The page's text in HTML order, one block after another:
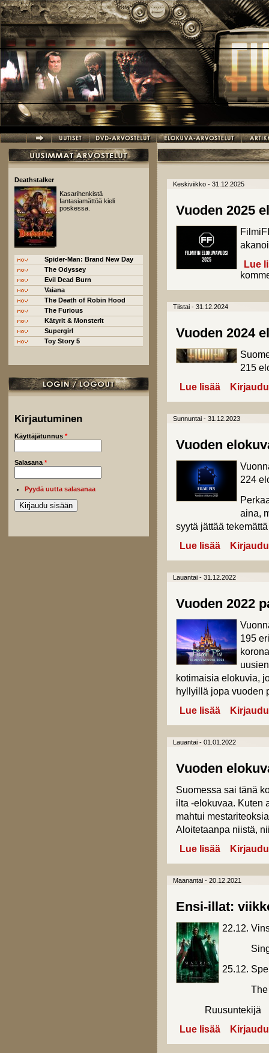
Hyppää pääsisältöön
Deathstalker
Kasarihenkistä
fantasiamättöä kieli
poskessa.
Spider-Man: Brand New Day
The Odyssey
Evil Dead Burn
Vaiana
The Death of Robin Hood
The Furious
Kätyrit & Monsterit
Supergirl
Toy Story 5
Kirjautuminen
Käyttäjätunnus *
Salasana *
Pyydä uutta salasanaa
Keskiviikko - 31.12.2025
Vuoden 2025
Lue
Tiistai - 31.12.2024
Vuoden 2024
215
Lue lisää about
Sunnuntai - 31.12.2023
Vuoden
224
aina,
syytä jättää
Lue lisää about
Lauantai - 31.12.2022
Vuoden 2022
195
kotimaisia elokuvia,
hyllyillä jopa vuoden
Lue lisää about
Lauantai - 01.01.2022
Vuoden
Suomessa sai tänä
ilta -elokuvaa. Kuten
mahtui
Aloitetaanpa niistä,
Lue lisää about
Maanantai - 20.12.2021
Ensi-illat:
22.12.
Sing
25.12.
The
Ruusuntekijä
Lue lisää about Ensi-